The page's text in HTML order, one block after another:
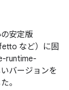
安定版
など）に固
runtime-
バージョンを
。